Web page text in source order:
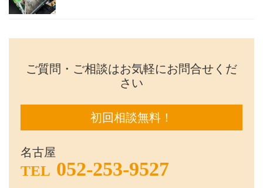
ご質問・ご相談はお気軽にお問合せくだ
さい
初回相談無料！
名古屋
TEL 052-253-9527